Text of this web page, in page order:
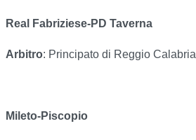
Real Fabriziese-PD Taverna
Arbitro: Principato di Reggio Calabria
Mileto-Piscopio